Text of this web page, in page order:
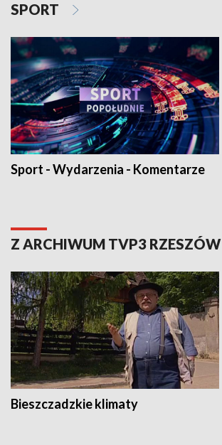
SPORT
Sport - Wydarzenia - Komentarze
Z ARCHIWUM TVP3 RZESZÓW
Bieszczadzkie klimaty